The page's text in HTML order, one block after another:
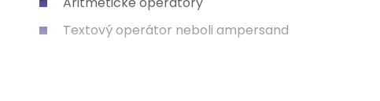
Textový operátor neboli ampersand